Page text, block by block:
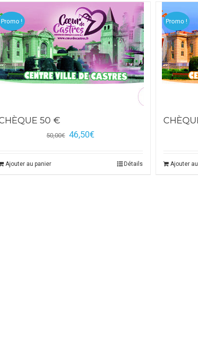
Promo !
50 €
50,00€ 46,50€
Ajouter au panier Détails
Promo !
Ajouter